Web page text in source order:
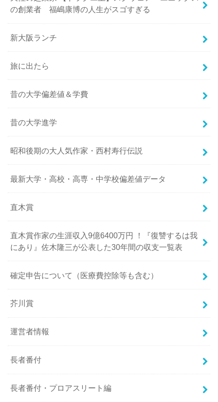
の創業者 福嶋康博の人生がスゴすぎる
新大阪ランチ
旅に出たら
昔の大学偏差値＆学費
昔の大学進学
昭和後期の大人気作家・西村寿行伝説
最新大学・高校・高専・中学校偏差値データ
直木賞
直木賞作家の生涯収入9億6400万円 ！『復讐するは我
にあり』佐木隆三が公表した30年間の収支一覧表
確定申告について（医療費控除等も含む）
芥川賞
運営者情報
長者番付
長者番付・プロアスリート編